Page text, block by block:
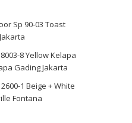
Sp 90-03 Toast
8 Yellow Kelapa
Gading Jakarta
1 Beige + White
Fontana